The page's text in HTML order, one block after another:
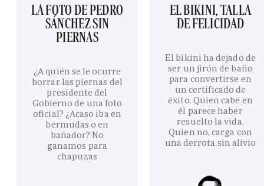
LA FOTO DE PEDRO
SÁNCHEZ SIN
PIERNAS
¿A quién se le ocurre
borrar las piernas del
presidente del
Gobierno de una foto
oficial? ¿Acaso iba en
bermudas o en
bañador? No
ganamos para
chapuzas
EL BIKINI, TALLA
DE FELICIDAD
El bikini ha dejado de
ser un jirón de baño
para convertirse en
un certificado de
éxito. Quien cabe en
él parece haber
resuelto la vida.
Quien no, carga con
una derrota sin alivio